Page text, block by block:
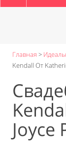
NAVIGATION
Главная >
Kendall От
Joyce